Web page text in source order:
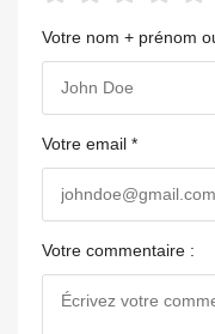
Votre nom + prénom
Votre email *
Votre commentaire :